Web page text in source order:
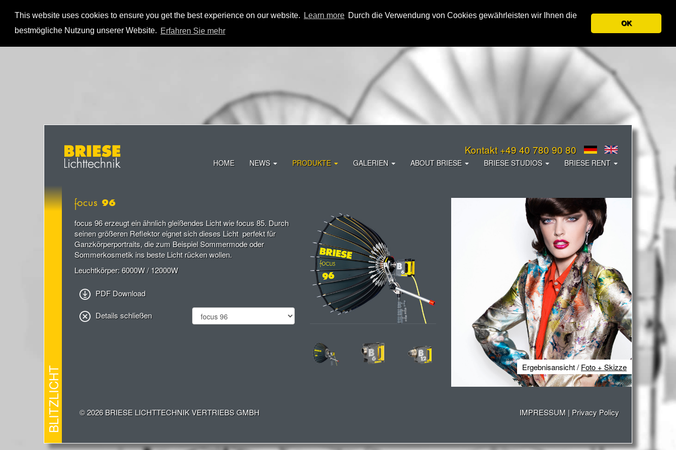
This website uses cookies to ensure you get the best experience on our website. Learn more Durch die Verwendung von Cookies gewährleisten wir Ihnen die
bestmögliche Nutzung unserer Website. Erfahren Sie mehr
OK
Kontakt +49 40 780 90 80
HOME NEWS PRODUKTE GALERIEN ABOUT BRIESE BRIESE STUDIOS BRIESE RENT
BLITZLICHT
focus 96 erzeugt ein ähnlich gleißendes Licht wie focus 85. Durch
seinen größeren Reflektor eignet sich dieses Licht perfekt für
Ganzkörperportraits, die zum Beispiel Sommermode oder
Sommerkosmetik ins beste Licht rücken wollen.
Leuchtkörper: 6000W / 12000W
PDF Download
Details schließen
Ergebnisansicht /Foto + Skizze
© 2026 BRIESE LICHTTECHNIK VERTRIEBS GMBH IMPRESSUM | Privacy Policy